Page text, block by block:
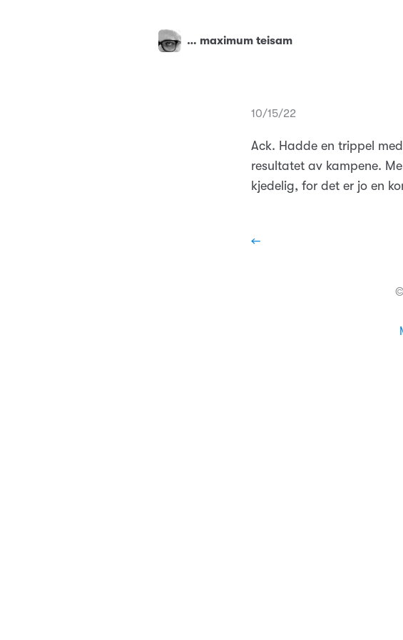
… maximum teisam
10/15/22
Ack. Hadde en trippel
resultatet av kampene.
kjedelig, for det er jo en
←